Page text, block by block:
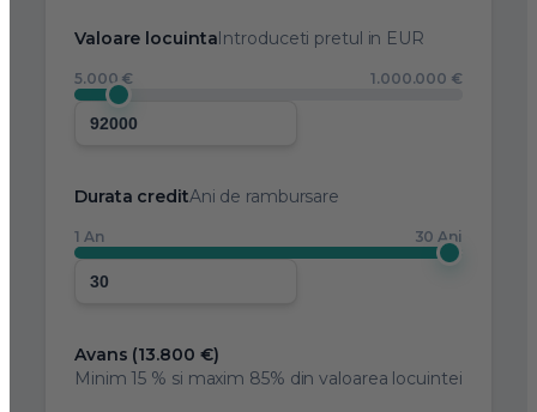
Valoare locuintaIntroduceti pretul in EUR
5.000 € 1.000.000 €
Durata creditAni de rambursare
1 An 30 Ani
Avans (13.800 €)
Minim15 % si maxim 85% din valoarea locuintei